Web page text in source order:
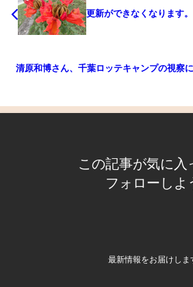
更新ができなくなります。
清原和博さん、千葉ロッテキャンプの視察
この記事が気に入
フォローしよ
最新情報をお届けしま